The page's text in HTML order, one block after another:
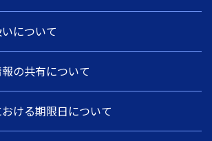
について
の共有について
ける期限日について